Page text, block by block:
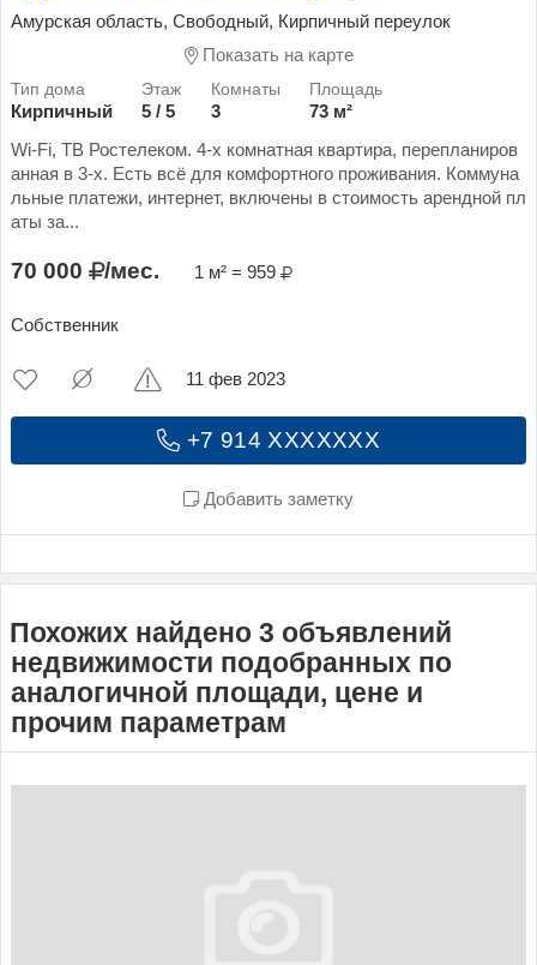
Амурская область, Свободный, Кирпичный переулок
Показать на карте
Кирпичный 5 / 5 3
73 м²
Wi-Fi, ТВ Ростелеком. 4-х комнатная квартира, перепланиров
анная в 3-х. Есть всё для комфортного проживания. Коммуна
льные платежи, интернет, включены в стоимость арендной пл
аты за...
70 000 /мес. 1 м² = 959
Собственник
+7 914 XXXXXXX
Добавить заметку
11 фев 2023
Похожих найдено 3 объявлений
недвижимости подобранных по
аналогичной площади, цене и
прочим параметрам